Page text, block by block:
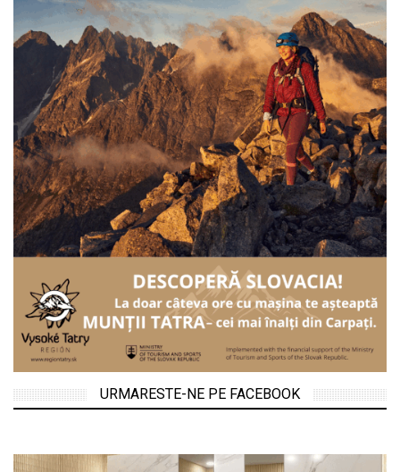
URMARESTE-NE PE FACEBOOK